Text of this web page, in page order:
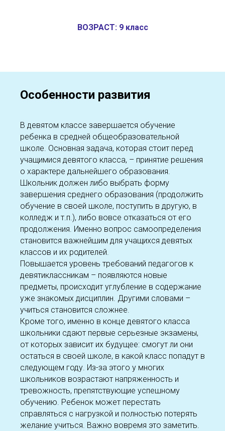
ВОЗРАСТ: 9 класс
Особенности развития
В девятом классе завершается обучение
ребенка в средней общеобразовательной
школе. Основная задача, которая стоит перед
учащимися девятого класса, – принятие решения
о характере дальнейшего образования.
Школьник должен либо выбрать форму
завершения среднего образования (продолжить
обучение в своей школе, поступить в другую, в
колледж и т.п.), либо вовсе отказаться от его
продолжения. Именно вопрос самоопределения
становится важнейшим для учащихся девятых
классов и их родителей.
Повышается уровень требований педагогов к
девятиклассникам – появляются новые
предметы, происходит углубление в содержание
уже знакомых дисциплин. Другими словами –
учиться становится сложнее.
Кроме того, именно в конце девятого класса
школьники сдают первые серьезные экзамены,
от которых зависит их будущее: смогут ли они
остаться в своей школе, в какой класс попадут в
следующем году. Из-за этого у многих
школьников возрастают напряженность и
тревожность, препятствующие успешному
обучению. Ребенок может перестать
справляться с нагрузкой и полностью потерять
желание учиться. Важно вовремя это заметить.